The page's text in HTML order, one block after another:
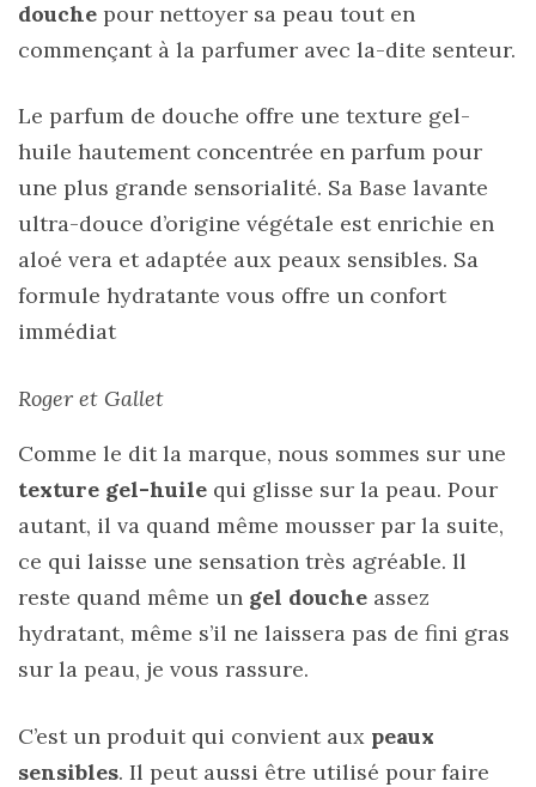
douche pour nettoyer sa peau tout en
commençant à la parfumer avec la-dite senteur.
Le parfum de douche offre une texture gel-
huile hautement concentrée en parfum pour
une plus grande sensorialité. Sa Base lavante
ultra-douce d’origine végétale est enrichie en
aloé vera et adaptée aux peaux sensibles. Sa
formule hydratante vous offre un confort
immédiat
Roger et Gallet
Comme le dit la marque, nous sommes sur une
texture gel-huile qui glisse sur la peau. Pour
autant, il va quand même mousser par la suite,
ce qui laisse une sensation très agréable. ll
reste quand même un gel douche assez
hydratant, même s’il ne laissera pas de fini gras
sur la peau, je vous rassure.
C’est un produit qui convient aux peaux
sensibles. Il peut aussi être utilisé pour faire